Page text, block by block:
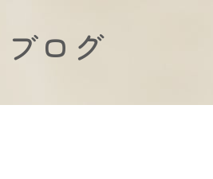
ログ